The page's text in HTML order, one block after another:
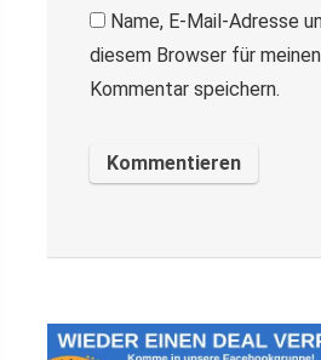
Name, E-Mail-Adresse
diesem Browser für
Kommentar speichern.